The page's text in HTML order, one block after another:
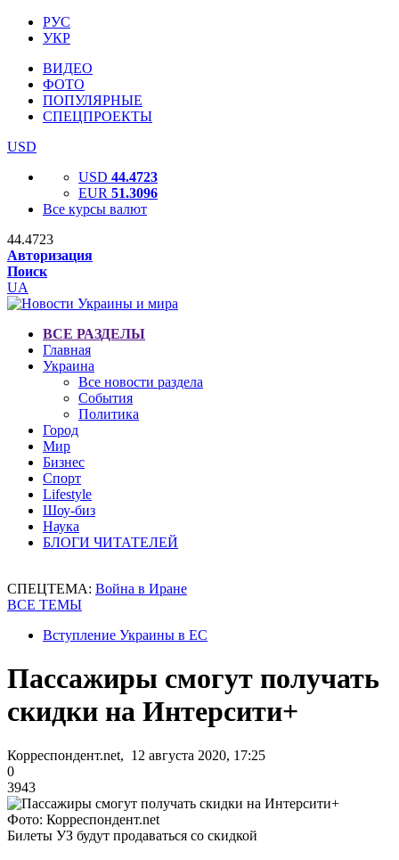
РУС
УКР
ВИДЕО
ФОТО
ПОПУЛЯРНЫЕ
СПЕЦПРОЕКТЫ
USD
USD 44.4723
EUR 51.3096
Все курсы валют
44.4723
Авторизация
Поиск
UA
ВСЕ РАЗДЕЛЫ
Главная
Украина
Все новости раздела
События
Политика
Город
Мир
Бизнес
Спорт
Lifestyle
Шоу-биз
Наука
БЛОГИ ЧИТАТЕЛЕЙ
СПЕЦТЕМА: Война в Иране
ВСЕ ТЕМЫ
Вступление Украины в ЕС
Пассажиры смогут получать
скидки на Интерсити+
Корреспондент.net, 12 августа 2020, 17:25
0
3943
Фото: Корреспондент.net
Билеты УЗ будут продаваться со скидкой